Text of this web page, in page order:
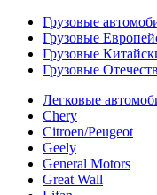
Грузовые
Грузовые
Грузовые
Грузовые
Легковые
Chery
Citroen/Peugeot
Geely
General Motors
Great Wall